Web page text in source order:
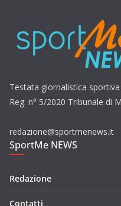
Testata giornalistica sportiva
Reg. n° 5/2020 Tribunale di
redazione@sportmenews.it
SportMe NEWS
Redazione
Contatti